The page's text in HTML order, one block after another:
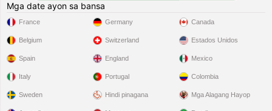
Mga date ayon sa bansa
France
Belgium
Spain
Italy
Sweden
Germany
Switzerland
England
Portugal
Hindi pinagana
Canada
Estados Unidos
Mexico
Colombia
Mga Alagang Hayop